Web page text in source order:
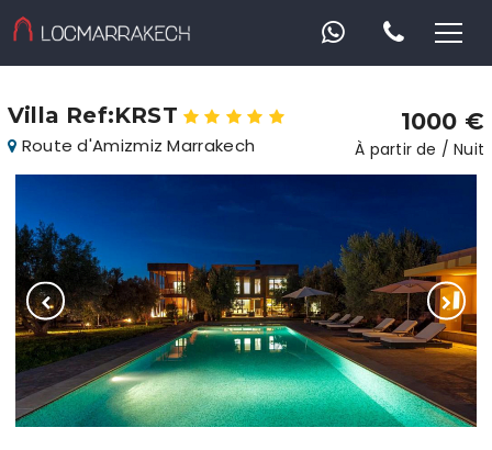
Villa Ref:KRST
Route d'Amizmiz Marrakech
1000 €
À partir de / Nuit